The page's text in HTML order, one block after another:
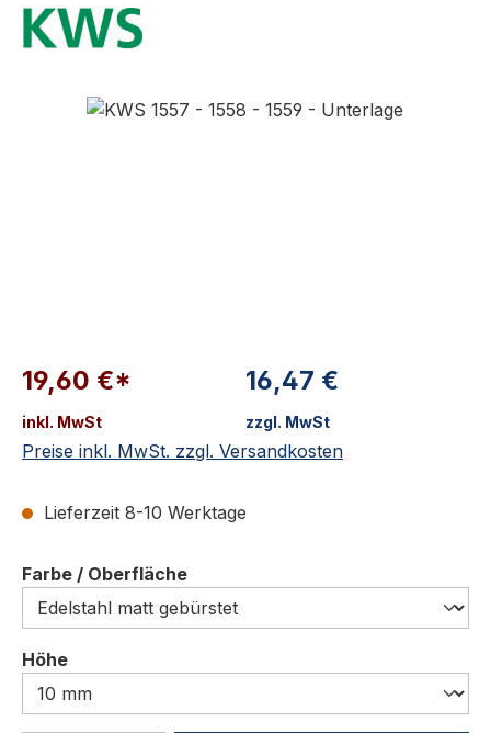
19,60 €*
inkl. MwSt
16,47 €
zzgl. MwSt
Preise inkl. MwSt. zzgl. Versandkosten
Lieferzeit 8-10 Werktage
Farbe / Oberflächeauswählen
Höheauswählen